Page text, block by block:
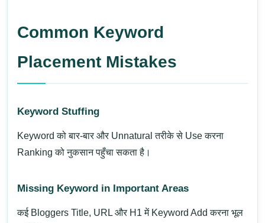
Common Keyword
Placement Mistakes
Keyword Stuffing
Keyword को बार-बार और Unnatural तरीके से Use करना
Ranking को नुकसान पहुँचा सकता है।
Missing Keyword in Important Areas
कई Bloggers Title, URL और H1 में Keyword Add करना भूल